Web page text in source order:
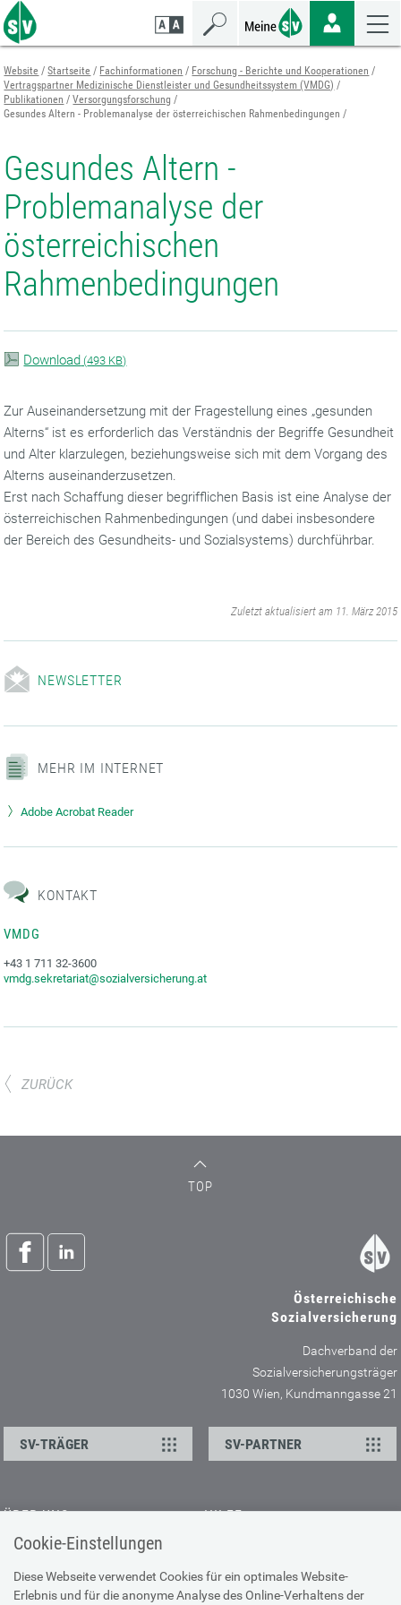
Cookie-Einstellungen
Diese Webseite verwendet Cookies für ein optimales Website-
Erlebnis und für die anonyme Analyse des Online-Verhaltens der
Zum
Seiteninhalt
springen
Zur
Navigation
springen
Zur
Mobilen
Navigation
springen
Website Startseite Fachinformationen
Forschung - Berichte und Kooperationen
Vertragspartner Medizinische Dienstleister und Gesundheitssystem (VMDG)
Publikationen
Versorgungsforschung
Gesundes Altern - Problemanalyse der österreichischen Rahmenbedingungen
Gesundes Altern -
Problemanalyse der
österreichischen
Rahmenbedingungen
Download (493 KB)
Zur Auseinandersetzung mit der Fragestellung eines „gesunden
Alterns“ ist es erforderlich das Verständnis der Begriffe Gesundheit
und Alter klarzulegen, beziehungsweise sich mit dem Vorgang des
Alterns auseinanderzusetzen.
Erst nach Schaffung dieser begrifflichen Basis ist eine Analyse der
österreichischen Rahmenbedingungen (und dabei insbesondere
der Bereich des Gesundheits- und Sozialsystems) durchführbar.
Zuletzt aktualisiert am 11. März 2015
NEWSLETTER
MEHR IM INTERNET
Adobe Acrobat Reader
KONTAKT
VMDG
+43 1 711 32-3600
vmdg.sekretariat@sozialversicherung.at
ZURÜCK
TOP
Österreichische
Sozialversicherung
Dachverband der
Sozialversicherungsträger
1030 Wien, Kundmanngasse 21
SV-TRÄGER SV-PARTNER
ÜBER UNS
Kontakt
Offene Stellen
Presse
HILFE
Browser-Info & Sicherheit
Hilfe zur Suche